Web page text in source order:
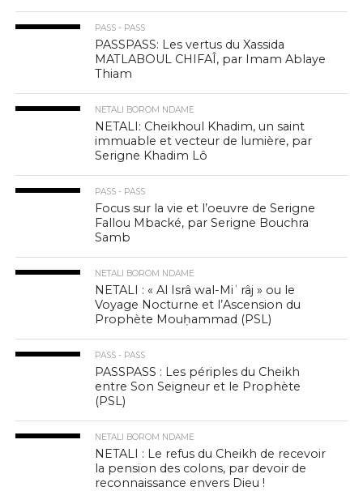
PASS - PASS
PASSPASS: Les vertus du Xassida
MATLABOUL CHIFAÎ, par Imam Ablaye
Thiam
NETALI BOROM NDAME
NETALI: Cheikhoul Khadim, un saint
immuable et vecteur de lumière, par
Serigne Khadim Lô
PASS - PASS
Focus sur la vie et l’oeuvre de Serigne
Fallou Mbacké, par Serigne Bouchra
Samb
NETALI BOROM NDAME
NETALI : « Al Isrâ wal-Miʿrâj » ou le
Voyage Nocturne et l’Ascension du
Prophète Mouḥammad (PSL)
PASS - PASS
PASSPASS : Les périples du Cheikh
entre Son Seigneur et le Prophète
(PSL)
NETALI BOROM NDAME
NETALI : Le refus du Cheikh de recevoir
la pension des colons, par devoir de
reconnaissance envers Dieu !